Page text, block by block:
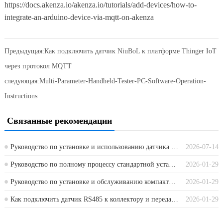
https://docs.akenza.io/akenza.io/tutorials/add-devices/how-to-
integrate-an-arduino-device-via-mqtt-on-akenza
Предыдущая:Как подключить датчик NiuBoL к платформе Thinger IoT
через протокол MQTT
следующая:Multi-Parameter-Handheld-Tester-PC-Software-Operation-
Instructions
Связанные рекомендации
2026-07-14
Руководство по установке и использованию датчика pH почвы NBL-S-PH
2026-01-29
Руководство по полному процессу стандартной установки автоматической метеостанции NiuBoL
2026-01-29
Руководство по установке и обслуживанию компактной метеостанции
2026-01-29
Как подключить датчик RS485 к коллектору и передать данные на облачную платформу?